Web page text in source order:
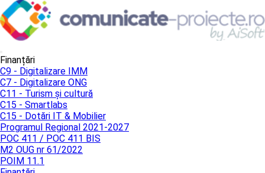
Finanțări
C9 - Digitalizare IMM
C7 - Digitalizare ONG
C11 - Turism și cultură
C15 - Smartlabs
C15 - Dotări IT & Mobilier
Programul Regional 2021-2027
POC 411 / POC 411 BIS
M2 OUG nr 61/2022
POIM 11.1